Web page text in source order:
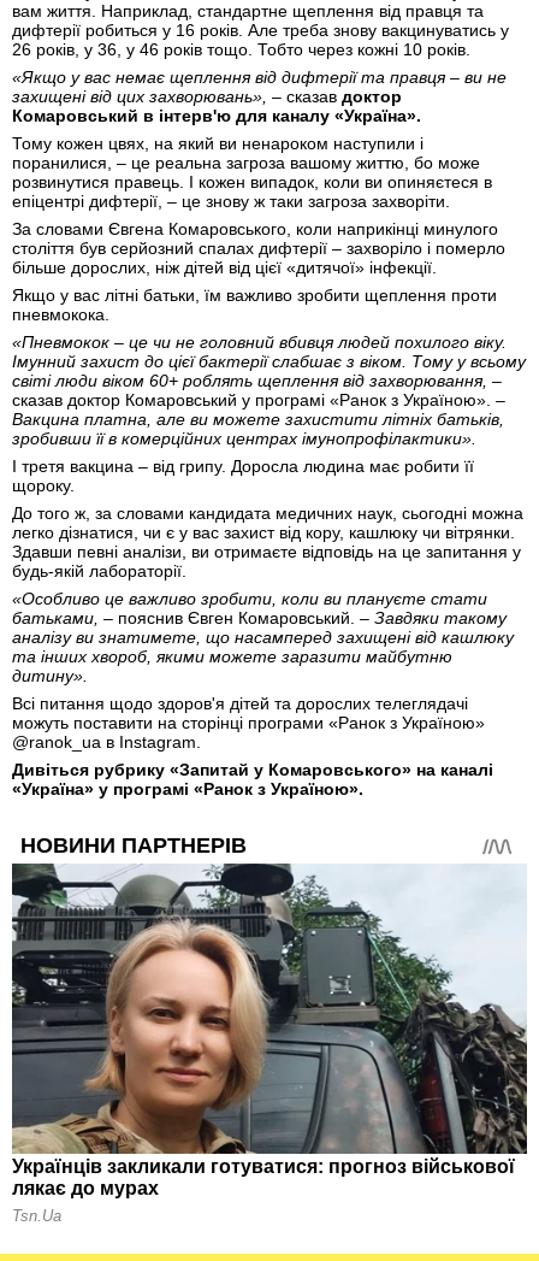
вам життя. Наприклад, стандартне щеплення від правця та
дифтерії робиться у 16 ​​років. Але треба знову вакцинуватись у
26 років, у 36, у 46 років тощо. Тобто через кожні 10 років.
«Якщо у вас немає щеплення від дифтерії та правця – ви не
захищені від цих захворювань», – сказав доктор
Комаровський в інтерв'ю для каналу «Україна».
Тому кожен цвях, на який ви ненароком наступили і
поранилися, – це реальна загроза вашому життю, бо може
розвинутися правець. І кожен випадок, коли ви опиняєтеся в
епіцентрі дифтерії, – це знову ж таки загроза захворіти.
За словами Євгена Комаровського, коли наприкінці минулого
століття був серйозний спалах дифтерії – захворіло і померло
більше дорослих, ніж дітей від цієї «дитячої» інфекції.
Якщо у вас літні батьки, їм важливо зробити щеплення проти
пневмокока.
«Пневмокок – це чи не головний вбивця людей похилого віку.
Імунний захист до цієї бактерії слабшає з віком. Тому у всьому
світі люди віком 60+ роблять щеплення від захворювання, –
сказав доктор Комаровський у програмі «Ранок з Україною». –
Вакцина платна, але ви можете захистити літніх батьків,
зробивши її в комерційних центрах імунопрофілактики».
І третя вакцина – від грипу. Доросла людина має робити її
щороку.
До того ж, за словами кандидата медичних наук, сьогодні можна
легко дізнатися, чи є у вас захист від кору, кашлюку чи вітрянки.
Здавши певні аналізи, ви отримаєте відповідь на це запитання у
будь-якій лабораторії.
«Особливо це важливо зробити, коли ви плануєте стати
батьками, – пояснив Євген Комаровський. – Завдяки такому
аналізу ви знатимете, що насамперед захищені від кашлюку
та інших хвороб, якими можете заразити майбутню
дитину».
Всі питання щодо здоров'я дітей та дорослих телеглядачі
можуть поставити на сторінці програми «Ранок з Україною»
@ranok_ua в Instagram.
Дивіться рубрику «Запитай у Комаровського» на каналі
«Україна» у програмі «Ранок з Україною».